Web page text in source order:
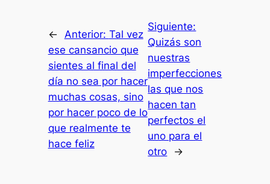
← Anterior: Tal vez
ese cansancio que
sientes al final del
día no sea por hacer
muchas cosas, sino
por hacer poco de lo
que realmente te
hace feliz
Siguiente:
Quizás son
nuestras
imperfecciones
las que nos
hacen tan
perfectos el
uno para el
otro
→